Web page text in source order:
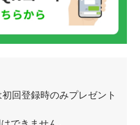
回登録時のみプレゼント